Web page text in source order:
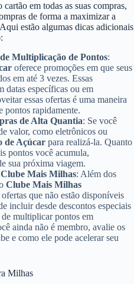
em todas as suas compras,
de forma a maximizar a
estão algumas dicas adicionais
Multiplicação de Pontos:
oferece promoções em que seus
em até 3 vezes. Essas
datas específicas ou em
essas ofertas é uma maneira
pontos rapidamente.
de Alta Quantia: Se você
valor, como eletrônicos ou
de Açúcar para realizá-la. Quanto
pontos você acumula,
sua próxima viagem.
Mais Milhas: Além dos
Clube Mais Milhas
que não estão disponíveis
incluir desde descontos especiais
multiplicar pontos em
ainda não é membro, avalie os
e como ele pode acelerar seu
Milhas